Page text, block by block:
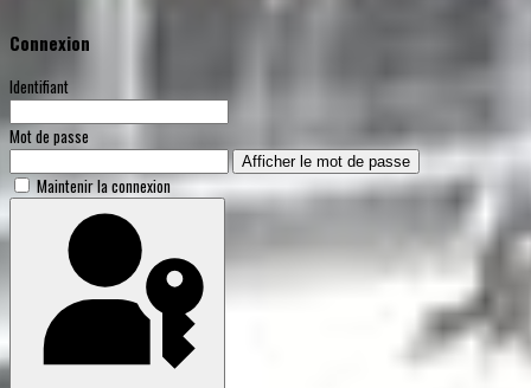
Connexion
Identifiant
Mot de passe
Afficher le mot de passe
Maintenir la connexion